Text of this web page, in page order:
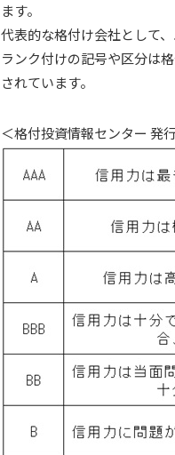
ます。
代表的な格付け会社として
ランク付けの記号や区分は
されています。
＜格付投資情報センター 発